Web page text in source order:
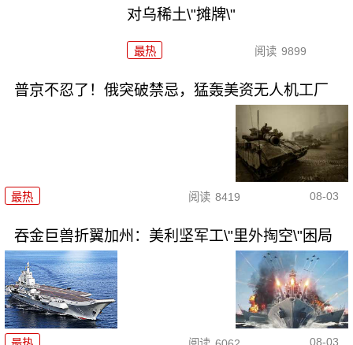
对乌稀土\"摊牌\"
最热 阅读 9899
普京不忍了！俄突破禁忌，猛轰美资无人机工厂
最热 阅读 8419 08-03
吞金巨兽折翼加州：美利坚军工\"里外掏空\"困局
08-03